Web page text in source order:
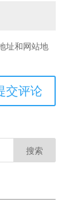
址和网站地